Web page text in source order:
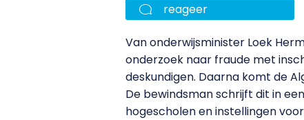
reageer
Van onderwijsminister Loek
onderzoek naar fraude met
deskundigen. Daarna komt de
De bewindsman schrijft dit in
hogescholen en instellingen